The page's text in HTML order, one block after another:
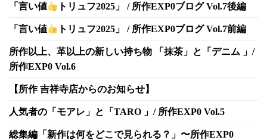
「言い値 トリュフ2025」 / 所作EXP0ブログ Vol.7後編
「言い値 トリュフ2025」 / 所作EXP0ブログ Vol.7前編
所作以上、革以上の新しい持ち物 「抹茶」と「デニム 」/
所作EXP0 Vol.6
【所作 吉祥寺店からのお知らせ】
人気者の「モアレ」と「TARO 」/ 所作EXP0 Vol.5
総集編「新作は何をどこで見られる？」〜所作EXP0